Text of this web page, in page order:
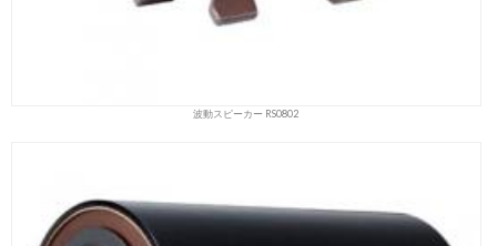
波動スピーカー RS0802